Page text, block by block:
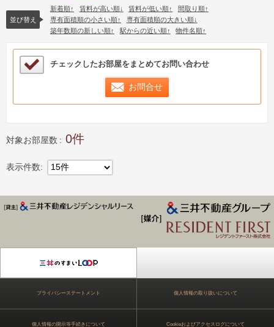
並び替え
新着順 賃料が高い順 賃料が低い順
間取り順
専有面積順の小さい順
専有面積順の大きい順
築年数順の新しい順
駅からの近い順 物件名順
検討中リストサンプル
チェックしたお部屋をまとめてお問い合わせ
お問合せ
対象お部屋数 0
表示件数 15件
レジデンス Park Axis
プライバシーステートメント 個人情報の取り扱いについて
個人情報の開示等手続きについて Cookieおよびアクセスログについて